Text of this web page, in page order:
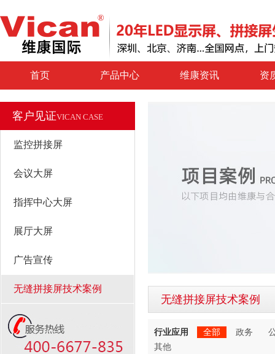
首页 产品中心 维康资讯 资
客户见证VICAN CASE
监控拼接屏
会议大屏
指挥中心大屏
展厅大屏
广告宣传
无缝拼接屏技术案例
无缝拼接屏技术案例
行业应用 全部 政务
其他